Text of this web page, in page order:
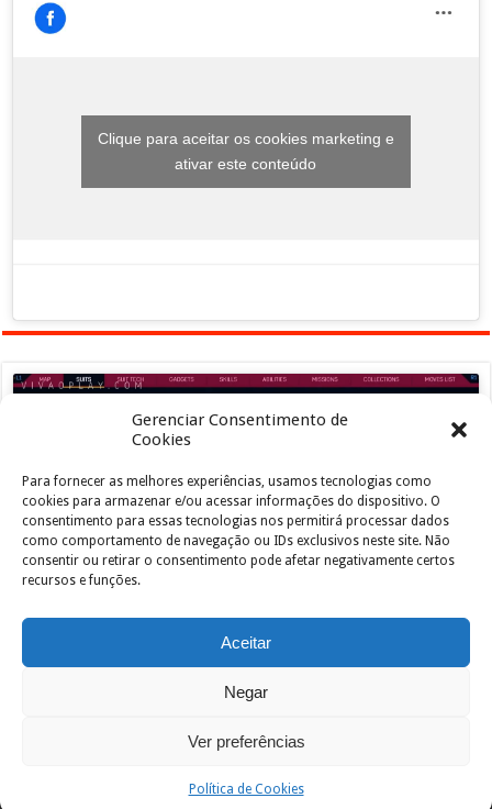
Gerenciar Consentimento de
Cookies
Para fornecer as melhores experiências, usamos tecnologias como
cookies para armazenar e/ou acessar informações do dispositivo. O
consentimento para essas tecnologias nos permitirá processar dados
como comportamento de navegação ou IDs exclusivos neste site. Não
consentir ou retirar o consentimento pode afetar negativamente certos
recursos e funções.
Aceitar
Negar
Ver preferências
Política de Cookies
Clique para aceitar os cookies marketing e
ativar este conteúdo
Clique para aceitar os cookies marketing e
ativar este conteúdo
João de Jesus Junior| Designed by
© Copyright 2026, All Rights Reserved